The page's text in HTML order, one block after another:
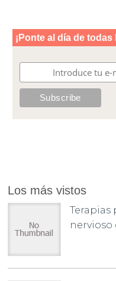
Los más vistos
Terapias
nervioso